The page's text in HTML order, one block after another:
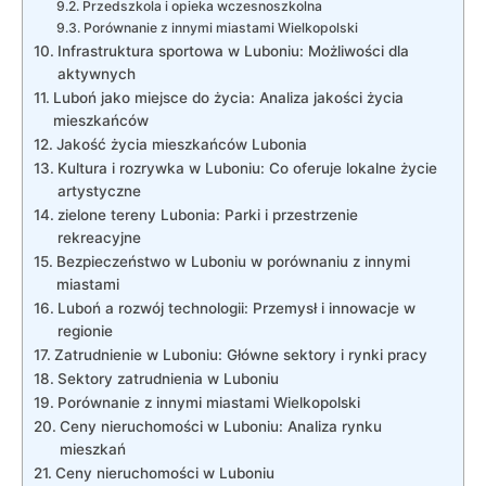
Przedszkola i opieka wczesnoszkolna
Porównanie z innymi miastami Wielkopolski
Infrastruktura sportowa w Luboniu: Możliwości dla
aktywnych
Luboń jako miejsce do życia: Analiza jakości życia
mieszkańców
Jakość życia mieszkańców Lubonia
Kultura i rozrywka w Luboniu: Co oferuje lokalne życie
artystyczne
zielone tereny Lubonia: Parki i przestrzenie
rekreacyjne
Bezpieczeństwo w Luboniu w porównaniu z innymi
miastami
Luboń a rozwój technologii: Przemysł i innowacje w
regionie
Zatrudnienie w Luboniu: Główne sektory i rynki pracy
Sektory zatrudnienia w Luboniu
Porównanie z innymi miastami Wielkopolski
Ceny nieruchomości w Luboniu: Analiza rynku
mieszkań
Ceny nieruchomości w Luboniu